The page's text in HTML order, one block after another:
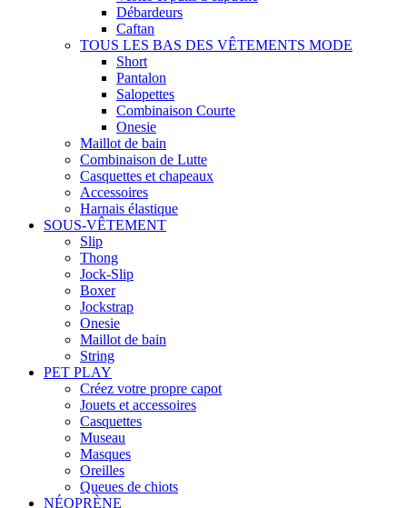
Débardeurs
Caftan
TOUS LES BAS DES VÊTEMENTS MODE
Short
Pantalon
Salopettes
Combinaison Courte
Onesie
Maillot de bain
Combinaison de Lutte
Casquettes et chapeaux
Accessoires
Harnais élastique
SOUS-VÊTEMENT
Slip
Thong
Jock-Slip
Boxer
Jockstrap
Onesie
Maillot de bain
String
PET PLAY
Créez votre propre capot
Jouets et accessoires
Casquettes
Museau
Masques
Oreilles
Queues de chiots
NÉOPRÈNE